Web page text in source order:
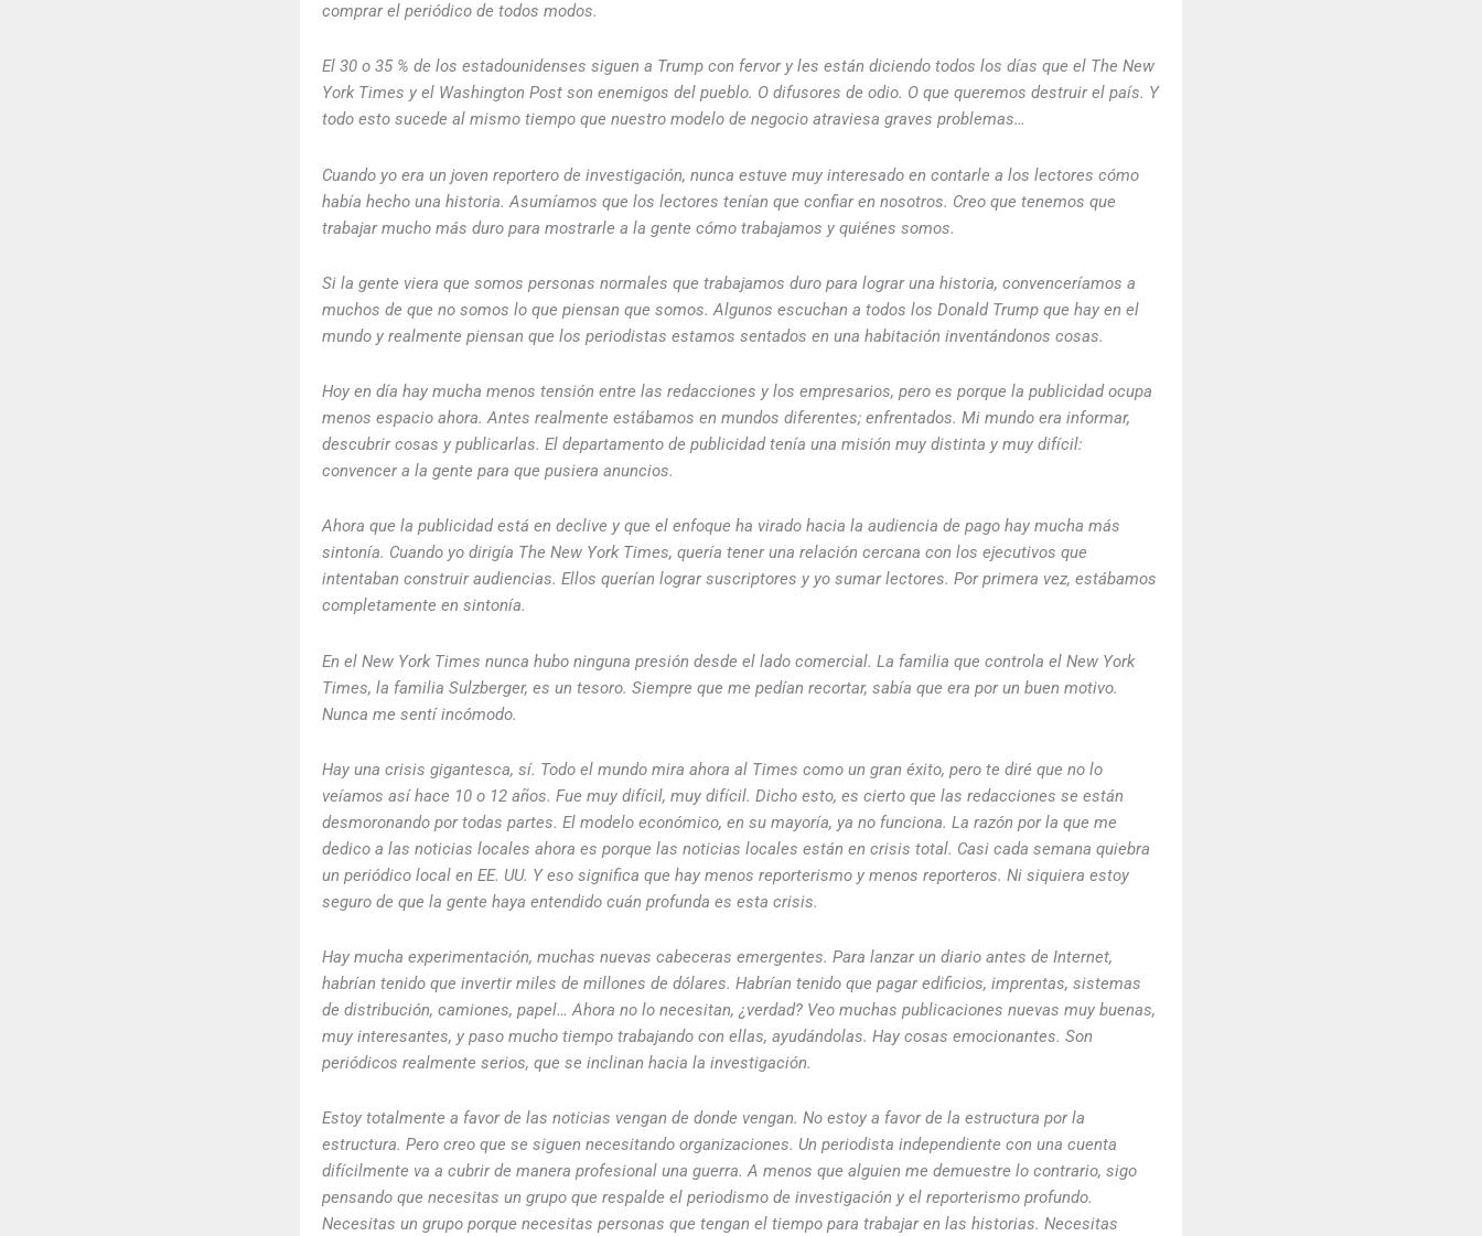
comprar el periódico de todos modos.
El 30 o 35 % de los estadounidenses siguen a Trump con fervor y les están diciendo todos los días que el The New
York Times y el Washington Post son enemigos del pueblo. O difusores de odio. O que queremos destruir el país. Y
todo esto sucede al mismo tiempo que nuestro modelo de negocio atraviesa graves problemas…
Cuando yo era un joven reportero de investigación, nunca estuve muy interesado en contarle a los lectores cómo
había hecho una historia. Asumíamos que los lectores tenían que confiar en nosotros. Creo que tenemos que
trabajar mucho más duro para mostrarle a la gente cómo trabajamos y quiénes somos.
Si la gente viera que somos personas normales que trabajamos duro para lograr una historia, convenceríamos a
muchos de que no somos lo que piensan que somos. Algunos escuchan a todos los Donald Trump que hay en el
mundo y realmente piensan que los periodistas estamos sentados en una habitación inventándonos cosas.
Hoy en día hay mucha menos tensión entre las redacciones y los empresarios, pero es porque la publicidad ocupa
menos espacio ahora. Antes realmente estábamos en mundos diferentes; enfrentados. Mi mundo era informar,
descubrir cosas y publicarlas. El departamento de publicidad tenía una misión muy distinta y muy difícil:
convencer a la gente para que pusiera anuncios.
Ahora que la publicidad está en declive y que el enfoque ha virado hacia la audiencia de pago hay mucha más
sintonía. Cuando yo dirigía The New York Times, quería tener una relación cercana con los ejecutivos que
intentaban construir audiencias. Ellos querían lograr suscriptores y yo sumar lectores. Por primera vez, estábamos
completamente en sintonía.
En el New York Times nunca hubo ninguna presión desde el lado comercial. La familia que controla el New York
Times, la familia Sulzberger, es un tesoro. Siempre que me pedían recortar, sabía que era por un buen motivo.
Nunca me sentí incómodo.
Hay una crisis gigantesca, sí. Todo el mundo mira ahora al Times como un gran éxito, pero te diré que no lo
veíamos así hace 10 o 12 años. Fue muy difícil, muy difícil. Dicho esto, es cierto que las redacciones se están
desmoronando por todas partes. El modelo económico, en su mayoría, ya no funciona. La razón por la que me
dedico a las noticias locales ahora es porque las noticias locales están en crisis total. Casi cada semana quiebra
un periódico local en EE. UU. Y eso significa que hay menos reporterismo y menos reporteros. Ni siquiera estoy
seguro de que la gente haya entendido cuán profunda es esta crisis.
Hay mucha experimentación, muchas nuevas cabeceras emergentes. Para lanzar un diario antes de Internet,
habrían tenido que invertir miles de millones de dólares. Habrían tenido que pagar edificios, imprentas, sistemas
de distribución, camiones, papel… Ahora no lo necesitan, ¿verdad? Veo muchas publicaciones nuevas muy buenas,
muy interesantes, y paso mucho tiempo trabajando con ellas, ayudándolas. Hay cosas emocionantes. Son
periódicos realmente serios, que se inclinan hacia la investigación.
Estoy totalmente a favor de las noticias vengan de donde vengan. No estoy a favor de la estructura por la
estructura. Pero creo que se siguen necesitando organizaciones. Un periodista independiente con una cuenta
difícilmente va a cubrir de manera profesional una guerra. A menos que alguien me demuestre lo contrario, sigo
pensando que necesitas un grupo que respalde el periodismo de investigación y el reporterismo profundo.
Necesitas un grupo porque necesitas personas que tengan el tiempo para trabajar en las historias. Necesitas